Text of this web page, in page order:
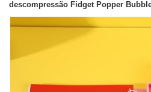
descompressão Fidget Popper